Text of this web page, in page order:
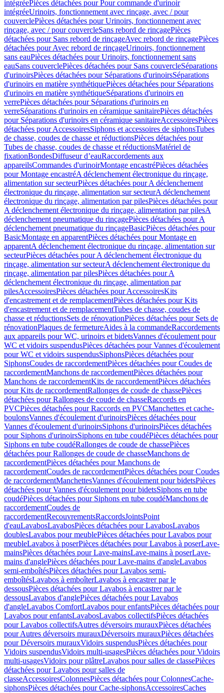
intégréePièces détachées pour Pour commande d'urinoir
intégréeUrinoirs, fonctionnement avec rinçage, avec / pour
couverclePièces détachées pour Urinoirs, fonctionnement avec
rinçage, avec / pour couvercleSans rebord de rinçagePièces
détachées pour Sans rebord de rinçageAvec rebord de rinçagePièces
détachées pour Avec rebord de rinçageUrinoirs, fonctionnement
sans eauPièces détachées pour Urinoirs, fonctionnement sans
eauSans couverclePièces détachées pour Sans couvercleSéparations
d'urinoirsPièces détachées pour Séparations d'urinoirsSéparations
d'urinoirs en matière synthétiquePièces détachées pour Séparations
d'urinoirs en matière synthétiqueSéparations d'urinoirs en
verrePièces détachées pour Séparations d'urinoirs en
verreSéparations d'urinoirs en céramique sanitairePièces détachées
pour Séparations d'urinoirs en céramique sanitaireAccessoiresPièces
détachées pour AccessoiresSiphons et accessoires de siphonsTubes
de chasse, coudes de chasse et réductionsPièces détachées pour
Tubes de chasse, coudes de chasse et réductionsMatériel de
fixationBondesDiffuseur d’eauRaccordements aux
appareilsCommandes d'urinoirMontage encastréPièces détachées
pour Montage encastréA déclenchement électronique du rinçage,
alimentation sur secteurPièces détachées pour A déclenchement
électronique du rinçage, alimentation sur secteurA déclenchement
électronique du rinçage, alimentation par pilesPièces détachées pour
A déclenchement électronique du rinçage, alimentation par pilesA
déclenchement pneumatique du rinçagePièces détachées pour A
déclenchement pneumatique du rinçageBasicPièces détachées pour
BasicMontage en apparentPièces détachées pour Montage en
apparentA déclenchement électronique du rinçage, alimentation sur
secteurPièces détachées pour A déclenchement électronique du
rinçage, alimentation sur secteurA déclenchement électronique du
rinçage, alimentation par pilesPièces détachées pour A
déclenchement électronique du rinçage, alimentation par
pilesAccessoiresPièces détachées pour AccessoiresKits
d'encastrement et de remplacementPièces détachées pour Kits
d'encastrement et de remplacementTubes de chasse, coudes de
chasse et réductionsSets de rénovationPièces détachées pour Sets de
rénovationPlaques de fermetureAides à la commandeRaccordements
aux appareils pour WC, urinoirs et bidetsVannes d'écoulement pour
WC et vidoirs suspendusPièces détachées pour Vannes d'écoulement
pour WC et vidoirs suspendusSiphonsPièces détachées pour
SiphonsCoudes de raccordementPièces détachées pour Coudes de
raccordementManchons de raccordementPièces détachées pour
Manchons de raccordementKits de raccordementPièces détachées
pour Kits de raccordementRallonges de coude de chassePièces
détachées pour Rallonges de coude de chasseRaccords en
PVCPièces détachées pour Raccords en PVCManchettes et cache-
boulonsVannes d'écoulement d'urinoirsPièces détachées pour
Vannes d'écoulement d'urinoirsSiphons d'urinoirsPièces détachées
pour Siphons d'urinoirsSiphons en tube coudéPièces détachées pour
Siphons en tube coudéRallonges de coude de chassePièces
détachées pour Rallonges de coude de chasseManchons de
raccordementPièces détachées pour Manchons de
raccordementCoudes de raccordementPièces détachées pour Coudes
de raccordementManchettesVannes d'écoulement pour bidetsPièces
détachées pour Vannes d'écoulement pour bidetsSiphons en tube
coudéPièces détachées pour Siphons en tube coudéManchons de
raccordementCoudes de
raccordementRecouvrementsRaccordsJointsPoint
d'eauLavabosLavabosPièces détachées pour LavabosLavabos
doublesLavabos pour meublePièces détachées pour Lavabos pour
meubleLavabos à poserPièces détachées pour Lavabos à poserLave-
mainsPièces détachées pour Lave-mainsLave-mains à poserLave-
mains d'anglePièces détachées pour Lave-mains d'angleLavabos
semi-emboîtésPièces détachées pour Lavabos semi-
emboîtésLavabos à emboîterLavabos à encastrer par le
dessousPièces détachées pour Lavabos à encastrer par le
dessousLavabos d'anglePièces détachées pour Lavabos
d'angleLavabos ComfortLavabos pour enfantsPièces détachées pour
Lavabos pour enfantsLavabosLavabos collectifsPièces détachées
pour Lavabos collectifsAutres déversoirs murauxPièces détachées
pour Autres déversoirs murauxDéversoirs murauxPièces détachées
pour Déversoirs murauxVidoirs suspendusPièces détachées pour
Vidoirs suspendusVidoirs multi-usagesPièces détachées pour Vidoirs
multi-usagesVidoirs pour plâtreLavabos pour salles de classePièces
détachées pour Lavabos pour salles de
classeAccessoiresColonnesPièces détachées pour ColonnesCache-
siphonsPièces détachées pour Cache-siphonsAccessoiresCaches